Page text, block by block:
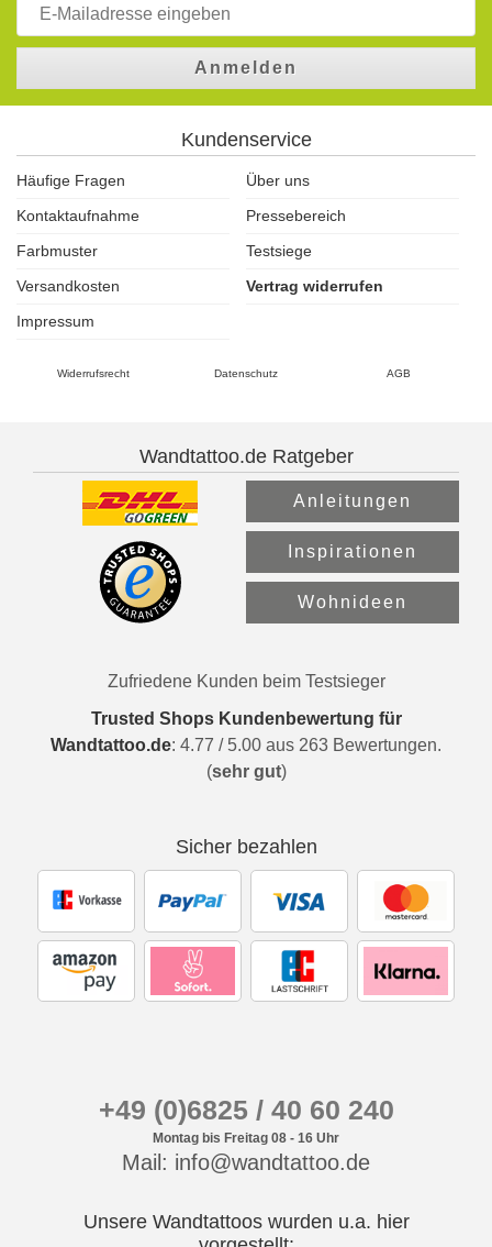
Anmelden
Kundenservice
Häufige Fragen
Über uns
Kontaktaufnahme
Pressebereich
Farbmuster
Testsiege
Versandkosten
Vertrag widerrufen
Impressum
Widerrufsrecht Datenschutz AGB
Wandtattoo.de Ratgeber
Anleitungen
Inspirationen
Wohnideen
Zufriedene Kunden beim Testsieger
Trusted Shops Kundenbewertung für
Wandtattoo.de: 4.77 / 5.00 aus 263 Bewertungen.
(sehr gut)
Sicher bezahlen
+49 (0)6825 / 40 60 240
Montag bis Freitag 08 - 16 Uhr
Mail: info@wandtattoo.de
Unsere Wandtattoos wurden u.a. hier